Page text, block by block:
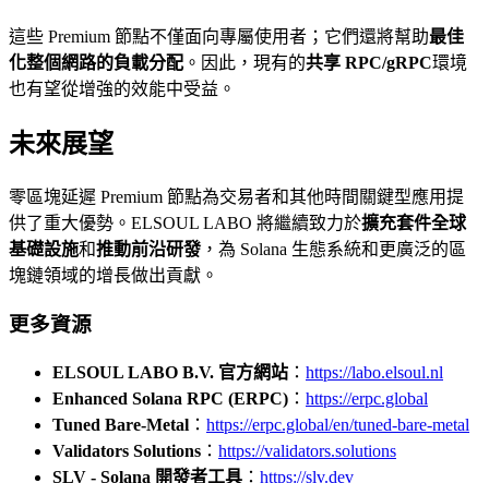
這些 Premium 節點不僅面向專屬使用者；它們還將幫助最佳
化整個網路的負載分配 。因此，現有的共享 RPC/gRPC環境
也有望從增強的效能中受益。
未來展望
零區塊延遲 Premium 節點為交易者和其他時間關鍵型應用提
供了重大優勢。ELSOUL LABO 將繼續致力於擴充套件全球
基礎設施和推動前沿研發 ，為 Solana 生態系統和更廣泛的區
塊鏈領域的增長做出貢獻。
更多資源
ELSOUL LABO B.V. 官方網站 ： https://labo.elsoul.nl
Enhanced Solana RPC (ERPC) ： https://erpc.global
Tuned Bare-Metal ： https://erpc.global/en/tuned-bare-metal
Validators Solutions ： https://validators.solutions
SLV - Solana 開發者工具 ： https://slv.dev